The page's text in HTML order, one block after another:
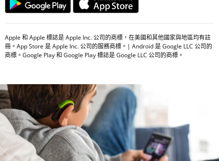
Apple 和 Apple 標誌是 Apple Inc. 公司的商標，在美國和其他國家與地區均有註
冊。App Store 是 Apple Inc. 公司的服務商標。| Android 是 Google LLC 公司的
商標。Google Play 和 Google Play 標誌是 Google LLC 公司的商標。